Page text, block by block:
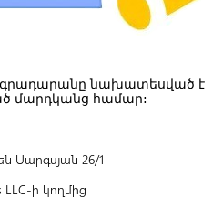
գրադարանը նախատեսված է
մարդկանց համար:
Սարգսյան 26/1
ի կողմից